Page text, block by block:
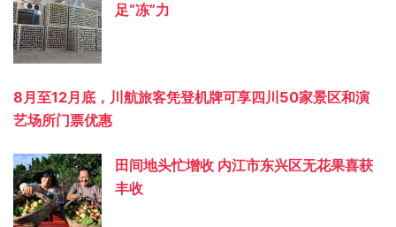
足“冻”力
8月至12月底，川航旅客凭登机牌可享四川50家景区和演
艺场所门票优惠
田间地头忙增收 内江市东兴区无花果喜获
丰收